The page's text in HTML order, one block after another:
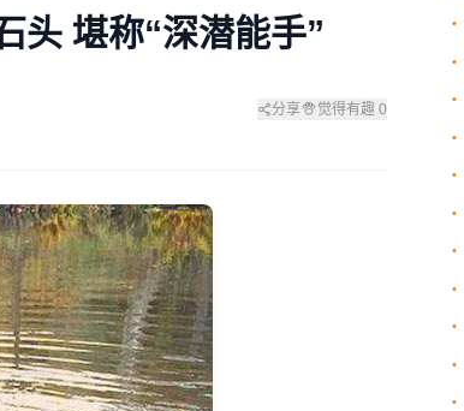
头 堪称“深潜能手”
分享 觉得有趣 0